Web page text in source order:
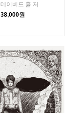
데이비드 흄 저
38,000원